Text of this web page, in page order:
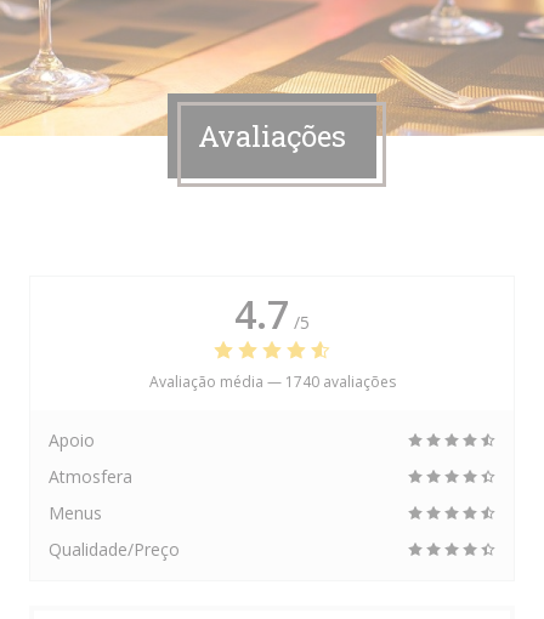
Avaliações
4.7 /5
Avaliação média — 1740 avaliações
Apoio
Atmosfera
Menus
Qualidade/Preço